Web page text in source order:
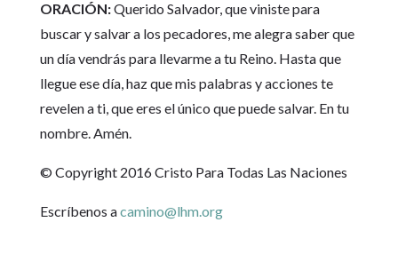
ORACIÓN:Querido Salvador, que viniste para
buscar y salvar a los pecadores, me alegra saber que
un día vendrás para llevarme a tu Reino. Hasta que
llegue ese día, haz que mis palabras y acciones te
revelen a ti, que eres el único que puede salvar. En tu
nombre. Amén.
© Copyright 2016 Cristo Para Todas Las Naciones
Escríbenos acamino@lhm.org